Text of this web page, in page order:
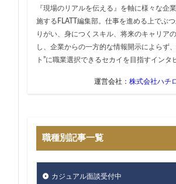
『現場のリアルを伝える』を軸に様々な企
施するFLATT編集部。仕事を進める上でぶ
りがい、身につくスキル、将来のキャリア
し、企業からの一方的な情報開示によらず
ト”に職業選択できるセカイを目指すインタ
運営会社： 株式会社ハチ
職種別記事一覧
カジュアル面談受付中